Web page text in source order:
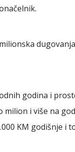
godina i
milion i više na
KM godišnje i